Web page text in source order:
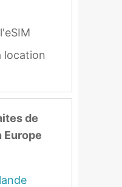
location
de
Europe